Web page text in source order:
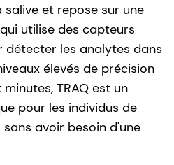
et repose sur une
utilise des capteurs
détecter les analytes dans
élevés de précision
TRAQ est un
pour les individus de
avoir besoin d'une